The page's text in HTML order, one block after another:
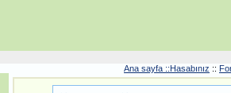
Ana sayfa ::Hasabınız ::